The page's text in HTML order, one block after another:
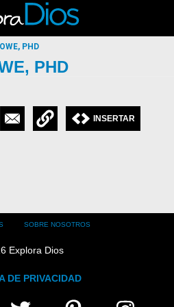
PHD
PHD
INSERTAR
SOBRE NOSOTROS
Explora Dios
DE PRIVACIDAD
TWITTER PINTEREST INSTAGRAM